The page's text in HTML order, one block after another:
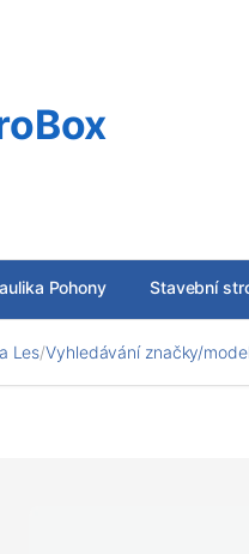
Pohony Stavební
Les/Vyhledávání značky/